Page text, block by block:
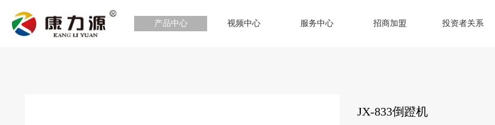
产品中心 视频中心 服务中心 招商加盟 投资者关系
JX-833倒蹬机